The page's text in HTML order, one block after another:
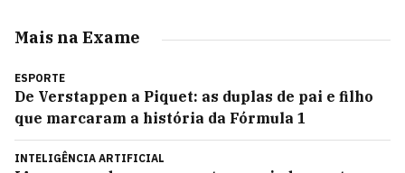
Mais na Exame
ESPORTE
De Verstappen a Piquet: as duplas de pai e filho
que marcaram a história da Fórmula 1
INTELIGÊNCIA ARTIFICIAL